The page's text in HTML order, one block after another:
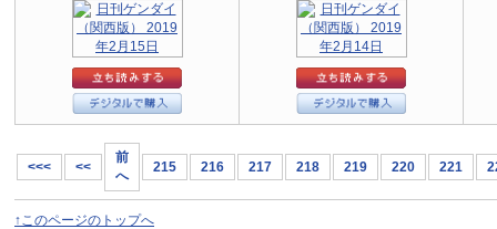
<<< <<
前
へ
215 216 217 218 219 220 221
↑このページのトップへ